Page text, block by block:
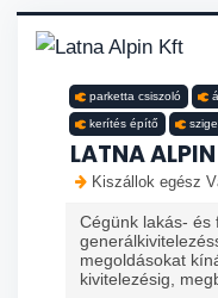
parketta csiszoló
kerítés építő
LATNA
Kiszállok egész
Cégünk lakás- és
megoldásokat
kivitelezésig,